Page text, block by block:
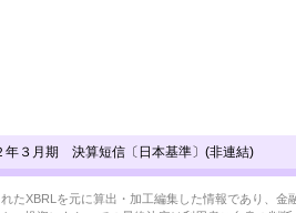
年３月期 決算短信〔日本基準〕(非連結)
XBRLを元に算出・加工編集した情報であり、金